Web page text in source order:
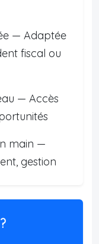
— Adaptée
fiscal ou
— Accès
main —
gestion